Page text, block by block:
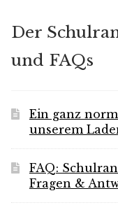
Der
und FAQs
Ein ganz
unserem
FAQ:
Fragen &